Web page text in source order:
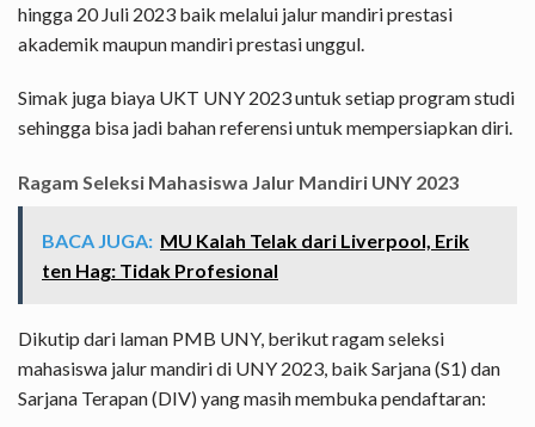
hingga 20 Juli 2023 baik melalui jalur mandiri prestasi
akademik maupun mandiri prestasi unggul.
Simak juga biaya UKT UNY 2023 untuk setiap program studi
sehingga bisa jadi bahan referensi untuk mempersiapkan diri.
Ragam Seleksi Mahasiswa Jalur Mandiri UNY 2023
BACA JUGA: MU Kalah Telak dari Liverpool, Erik
ten Hag: Tidak Profesional
Dikutip dari laman PMB UNY, berikut ragam seleksi
mahasiswa jalur mandiri di UNY 2023, baik Sarjana (S1) dan
Sarjana Terapan (DIV) yang masih membuka pendaftaran: